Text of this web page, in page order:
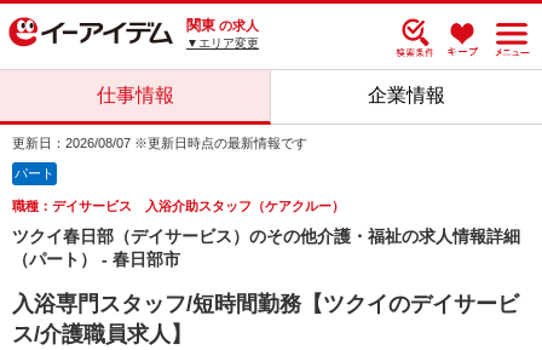
関東 の求人
▼エリア変更
仕事情報 企業情報
更新日：2026/08/07 ※更新日時点の最新情報です
パート
職種：デイサービス 入浴介助スタッフ（ケアクルー）
ツクイ春日部（デイサービス）のその他介護・福祉の求人情報詳細
（パート） - 春日部市
入浴専門スタッフ/短時間勤務【ツクイのデイサービ
ス/介護職員求人】